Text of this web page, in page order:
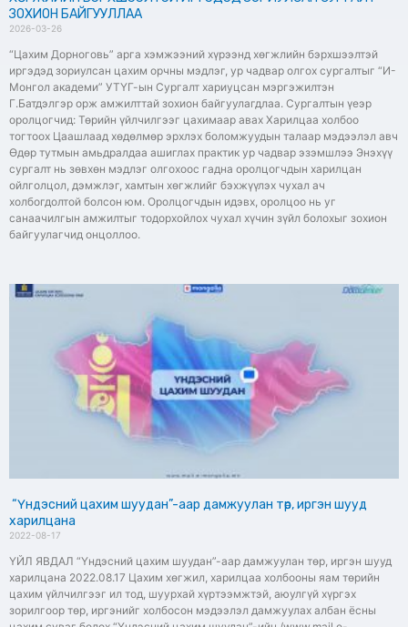
ЗОХИОН БАЙГУУЛЛАА
2026-03-26
“Цахим Дорноговь” арга хэмжээний хүрээнд хөгжлийн бэрхшээлтэй
иргэдэд зориулсан цахим орчны мэдлэг, ур чадвар олгох сургалтыг “И-
Монгол академи” УТҮГ-ын Сургалт хариуцсан мэргэжилтэн
Г.Батдэлгэр орж амжилттай зохион байгуулагдлаа. Сургалтын үеэр
оролцогчид: Төрийн үйлчилгээг цахимаар авах Харилцаа холбоо
тогтоох Цаашлаад хөдөлмөр эрхлэх боломжуудын талаар мэдээлэл авч
Өдөр тутмын амьдралдаа ашиглах практик ур чадвар эзэмшлээ Энэхүү
сургалт нь зөвхөн мэдлэг олгохоос гадна оролцогчдын харилцан
ойлголцол, дэмжлэг, хамтын хөгжлийг бэхжүүлэх чухал ач
холбогдолтой болсон юм. Оролцогчдын идэвх, оролцоо нь уг
санаачилгын амжилтыг тодорхойлох чухал хүчин зүйл болохыг зохион
байгуулагчид онцоллоо.
“Үндэсний цахим шуудан”-аар дамжуулан төр, иргэн шууд
харилцана
2022-08-17
ҮЙЛ ЯВДАЛ “Үндэсний цахим шуудан”-аар дамжуулан төр, иргэн шууд
харилцана 2022.08.17 Цахим хөгжил, харилцаа холбооны яам төрийн
цахим үйлчилгээг ил тод, шуурхай хүртээмжтэй, аюулгүй хүргэх
зорилгоор төр, иргэнийг холбосон мэдээлэл дамжуулах албан ёсны